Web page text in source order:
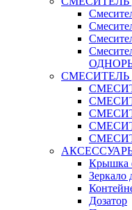
СМЕСИТЕЛЬ
Крышка
Зеркало
Дозатор